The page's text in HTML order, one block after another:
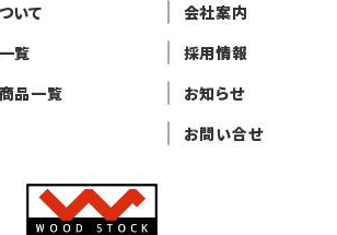
いて
覧
品一覧
会社案内
採用情報
お知らせ
お問い合せ